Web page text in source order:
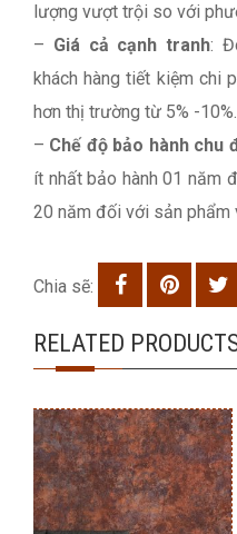
lượng vượt trội so với
– Giá cả cạnh tranh:
khách hàng tiết kiệm chi
hơn thị trường từ 5% -10%.
– Chế độ bảo hành chu
ít nhất bảo hành 01 năm
20 năm đối với sản phẩm
Chia sẽ:
RELATED